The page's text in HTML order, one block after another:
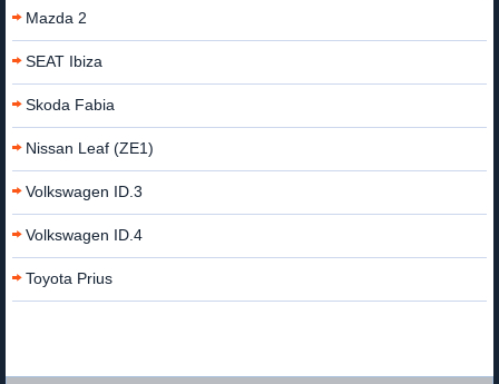
Mazda 2
SEAT Ibiza
Skoda Fabia
Nissan Leaf (ZE1)
Volkswagen ID.3
Volkswagen ID.4
Toyota Prius